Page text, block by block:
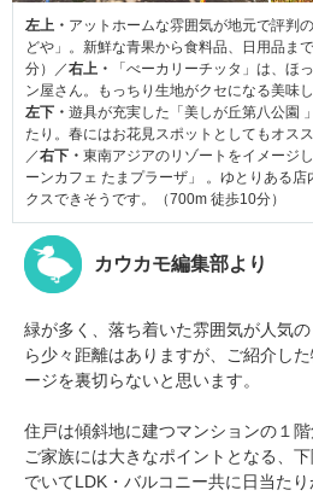
左上・ アットホームな雰囲気が地元で評判
どや」。新鮮な青果から食料品、日用品ま
分）／右上・
「べーカリーチッタ」は、ほ
ン屋さん。もっちり生地がクセになる美味
左下・ 遊具が充実した「美しが丘第八公園
たり。春にはお花見スポットとしてもオス
／右下・ 東南アジアのリゾートをイメージ
ーンカフェ たまプラーザ」 。ゆとりある
クスできそうです。（700m 徒歩10分）
カウカモ編集部より
緑が多く、落ち着いた雰囲気が人気
ら少々距離はありますが、ご紹介し
ージを裏切らないと思います。
住戸は傾斜地に建つマンションの１
ご家族には大きなポイントとなる、
でいてLDK・バルコニー共に日当た